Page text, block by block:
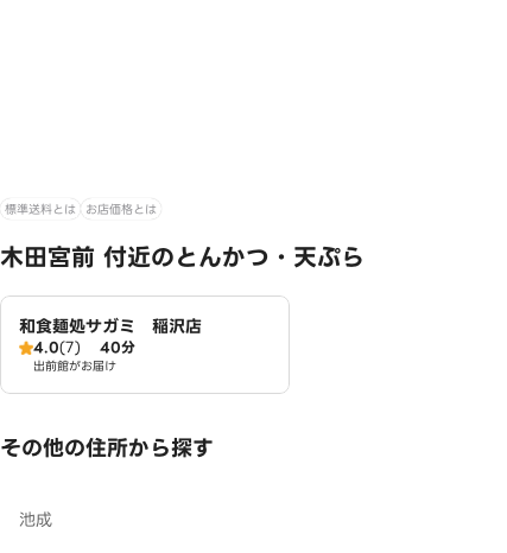
標準送料とは お店価格とは
木田宮前 付近のとんかつ・天ぷら
和食麺処サガミ 稲沢店
4.0(7) 40分
出前館がお届け
その他の住所から探す
池成